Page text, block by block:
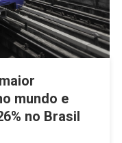
mundo e
no Brasil